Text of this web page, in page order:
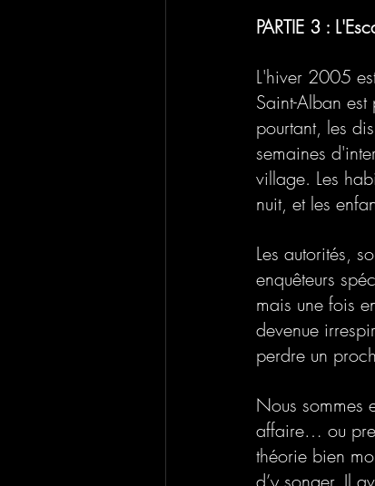
PARTIE 3 :
L'hiver 2005
Saint-Alban
pourtant, les
semaines
village. Les
nuit, et les
Les autorités,
enquêteurs
mais une fois
devenue
perdre un
Nous sommes
affaire… ou
théorie bien
d’y songer. Il